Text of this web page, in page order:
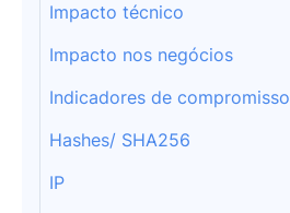
Impacto técnico
Impacto nos negócios
Indicadores de compromisso
Hashes/ SHA256
IP